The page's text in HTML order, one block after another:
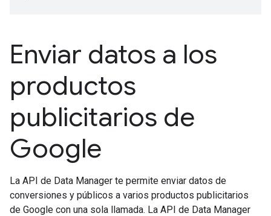
Enviar datos a los
productos
publicitarios de
Google
La API de Data Manager te permite enviar datos de
conversiones y públicos a varios productos publicitarios
de Google con una sola llamada. La API de Data Manager